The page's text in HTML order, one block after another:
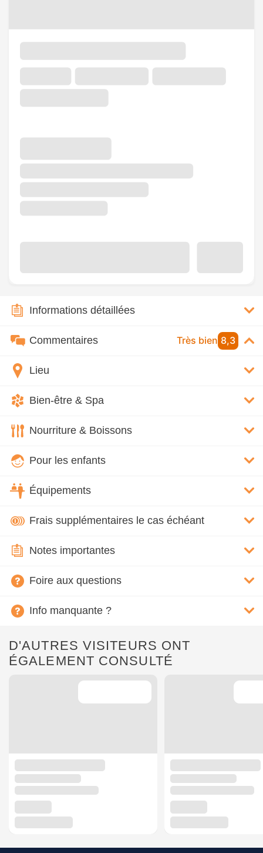
Informations détaillées
Commentaires Très bien 8,3
Lieu
Bien-être & Spa
Nourriture & Boissons
Pour les enfants
Équipements
Frais supplémentaires le cas échéant
Notes importantes
Foire aux questions
Info manquante ?
D'AUTRES VISITEURS ONT
ÉGALEMENT CONSULTÉ